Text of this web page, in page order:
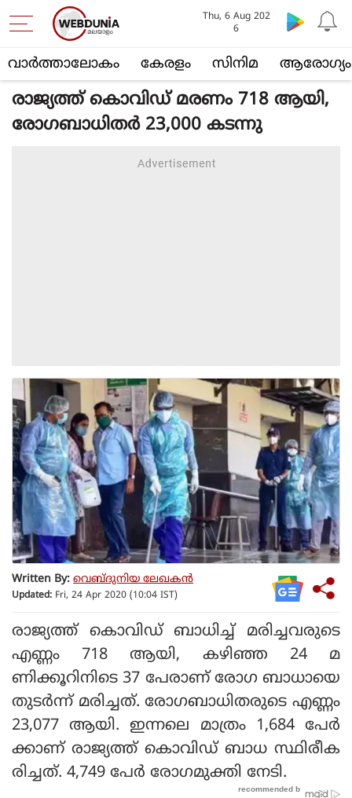
വാര്‍ത്താലോകം കേരളം സിനിമ ആരോഗ്യം
Thu, 6 Aug 202
6
രാജ്യത്ത് കൊവിഡ് മരണം 718 ആയി,
രോഗബാധിതർ 23,000 കടന്നു
Written By: വെബ്ദുനിയ ലേഖകൻ
Updated: Fri, 24 Apr 2020 (10:04 IST)
രാജ്യത്ത് കൊവിഡ് ബാധിച്ച് മരിച്ചവരുടെ
എണ്ണം 718 ആയി, കഴിഞ്ഞ 24 മ
ണിക്കൂറിനിടെ 37 പേരാണ് രോഗ ബാധായെ
തുടർന്ന് മരിച്ചത്. രോഗബാധിതരുടെ എണ്ണം
23,077 ആയി. ഇന്നലെ മാത്രം 1,684 പേർ
ക്കാണ് രാജ്യത്ത് കൊവിഡ് ബാധ സ്ഥിരീക
രിച്ചത്. 4,749 പേർ രോഗമുക്തി നേടി.